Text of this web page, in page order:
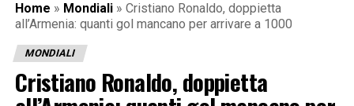
Home » Mondiali » Cristiano Ronaldo, doppietta
all’Armenia: quanti gol mancano per arrivare a 1000
MONDIALI
Cristiano Ronaldo, doppietta